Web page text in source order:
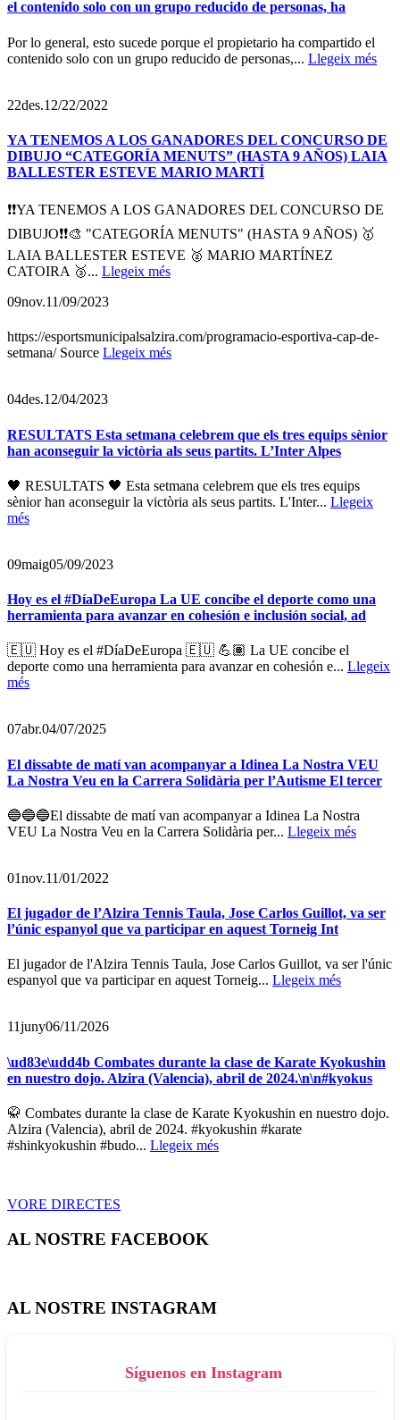
el contenido solo con un grupo reducido de personas, ha
Por lo general, esto sucede porque el propietario ha compartido el
contenido solo con un grupo reducido de personas,... Llegeix més
22des.12/22/2022
YA TENEMOS A LOS GANADORES DEL CONCURSO DE
DIBUJO “CATEGORÍA MENUTS” (HASTA 9 AÑOS) LAIA
BALLESTER ESTEVE MARIO MARTÍ
❗❗YA TENEMOS A LOS GANADORES DEL CONCURSO DE
DIBUJO❗❗🎨 "CATEGORÍA MENUTS" (HASTA 9 AÑOS) 🥇
LAIA BALLESTER ESTEVE 🥈 MARIO MARTÍNEZ
CATOIRA 🥉... Llegeix més
09nov.11/09/2023
https://esportsmunicipalsalzira.com/programacio-esportiva-cap-de-
setmana/ Source Llegeix més
04des.12/04/2023
RESULTATS Esta setmana celebrem que els tres equips sènior
han aconseguir la victòria als seus partits. L’Inter Alpes
🖤 RESULTATS 🖤 Esta setmana celebrem que els tres equips
sènior han aconseguir la victòria als seus partits. L'Inter... Llegeix
més
09maig05/09/2023
Hoy es el #DíaDeEuropa La UE concibe el deporte como una
herramienta para avanzar en cohesión e inclusión social, ad
🇪🇺 Hoy es el #DíaDeEuropa 🇪🇺 💪🏽 La UE concibe el
deporte como una herramienta para avanzar en cohesión e... Llegeix
més
07abr.04/07/2025
El dissabte de matí van acompanyar a Idinea La Nostra VEU
La Nostra Veu en la Carrera Solidària per l’Autisme El tercer
🔵🔵🔵El dissabte de matí van acompanyar a Idinea La Nostra
VEU La Nostra Veu en la Carrera Solidària per... Llegeix més
01nov.11/01/2022
El jugador de l’Alzira Tennis Taula, Jose Carlos Guillot, va ser
l’únic espanyol que va participar en aquest Torneig Int
El jugador de l'Alzira Tennis Taula, Jose Carlos Guillot, va ser l'únic
espanyol que va participar en aquest Torneig... Llegeix més
11juny06/11/2026
\ud83e\udd4b Combates durante la clase de Karate Kyokushin
en nuestro dojo. Alzira (Valencia), abril de 2024.\n\n#kyokus
🥋 Combates durante la clase de Karate Kyokushin en nuestro dojo.
Alzira (Valencia), abril de 2024. #kyokushin #karate
#shinkyokushin #budo... Llegeix més
VORE DIRECTES
AL NOSTRE FACEBOOK
AL NOSTRE INSTAGRAM
Síguenos en Instagram